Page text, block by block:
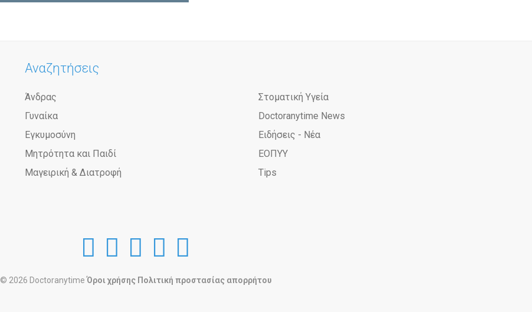
Αναζητήσεις
Άνδρας
Γυναίκα
Εγκυμοσύνη
Μητρότητα και Παιδί
Μαγειρική & Διατροφή
Στοματική Υγεία
Doctoranytime News
Ειδήσεις - Νέα
ΕΟΠΥΥ
Tips
DoctorAnyTime
at
DoctorAnyTime
at
DoctorAnyTime
at
DoctorAnyTime
at
DoctorAnyTime
at
© 2026 DoctoranytimeΌροι χρήσης Πολιτική προστασίας απορρήτου